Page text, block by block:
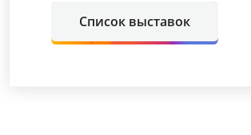
Список выставок